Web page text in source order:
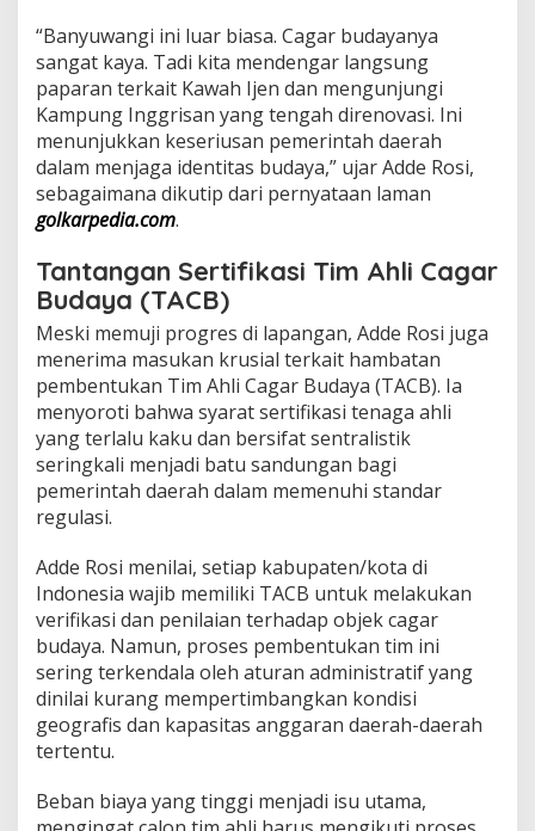
k
t
o
r
​“Banyuwangi ini luar biasa. Cagar budayanya
sangat kaya. Tadi kita mendengar langsung
paparan terkait Kawah Ijen dan mengunjungi
Kampung Inggrisan yang tengah direnovasi. Ini
menunjukkan keseriusan pemerintah daerah
dalam menjaga identitas budaya,” ujar Adde Rosi,
sebagaimana dikutip dari pernyataan laman
golkarpedia.com.
​Tantangan Sertifikasi Tim Ahli Cagar
Budaya (TACB)
​Meski memuji progres di lapangan, Adde Rosi juga
menerima masukan krusial terkait hambatan
pembentukan Tim Ahli Cagar Budaya (TACB). Ia
menyoroti bahwa syarat sertifikasi tenaga ahli
yang terlalu kaku dan bersifat sentralistik
seringkali menjadi batu sandungan bagi
pemerintah daerah dalam memenuhi standar
regulasi.
​Adde Rosi menilai, setiap kabupaten/kota di
Indonesia wajib memiliki TACB untuk melakukan
verifikasi dan penilaian terhadap objek cagar
budaya. Namun, proses pembentukan tim ini
sering terkendala oleh aturan administratif yang
dinilai kurang mempertimbangkan kondisi
geografis dan kapasitas anggaran daerah-daerah
tertentu.
​Beban biaya yang tinggi menjadi isu utama,